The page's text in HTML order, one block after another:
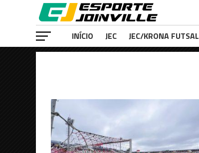
INÍCIO JEC JEC/KRONA FUTSAL